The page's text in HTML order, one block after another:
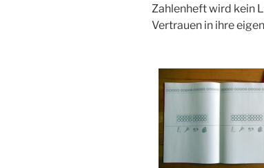
Zahlenheft wird kein
Vertrauen in ihre